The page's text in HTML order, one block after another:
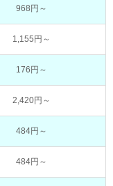
968円～
1,155円～
176円～
2,420円～
484円～
484円～